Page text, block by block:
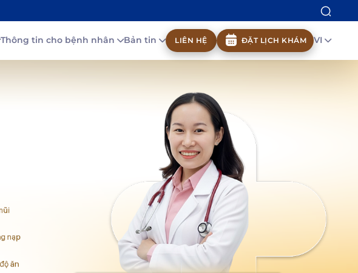
Thông tin cho bệnh nhân Bản tin LIÊN HỆ ĐẶT LỊCH KHÁM VI